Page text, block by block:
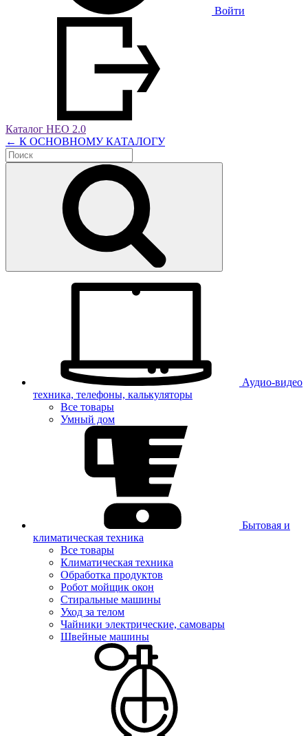
Войти
Каталог НЕО 2.0
← К ОСНОВНОМУ КАТАЛОГУ
Аудио-видео
техника, телефоны, калькуляторы
Все товары
Умный дом
Бытовая и
климатическая техника
Все товары
Климатическая техника
Обработка продуктов
Робот мойщик окон
Стиральные машины
Уход за телом
Чайники электрические, самовары
Швейные машины